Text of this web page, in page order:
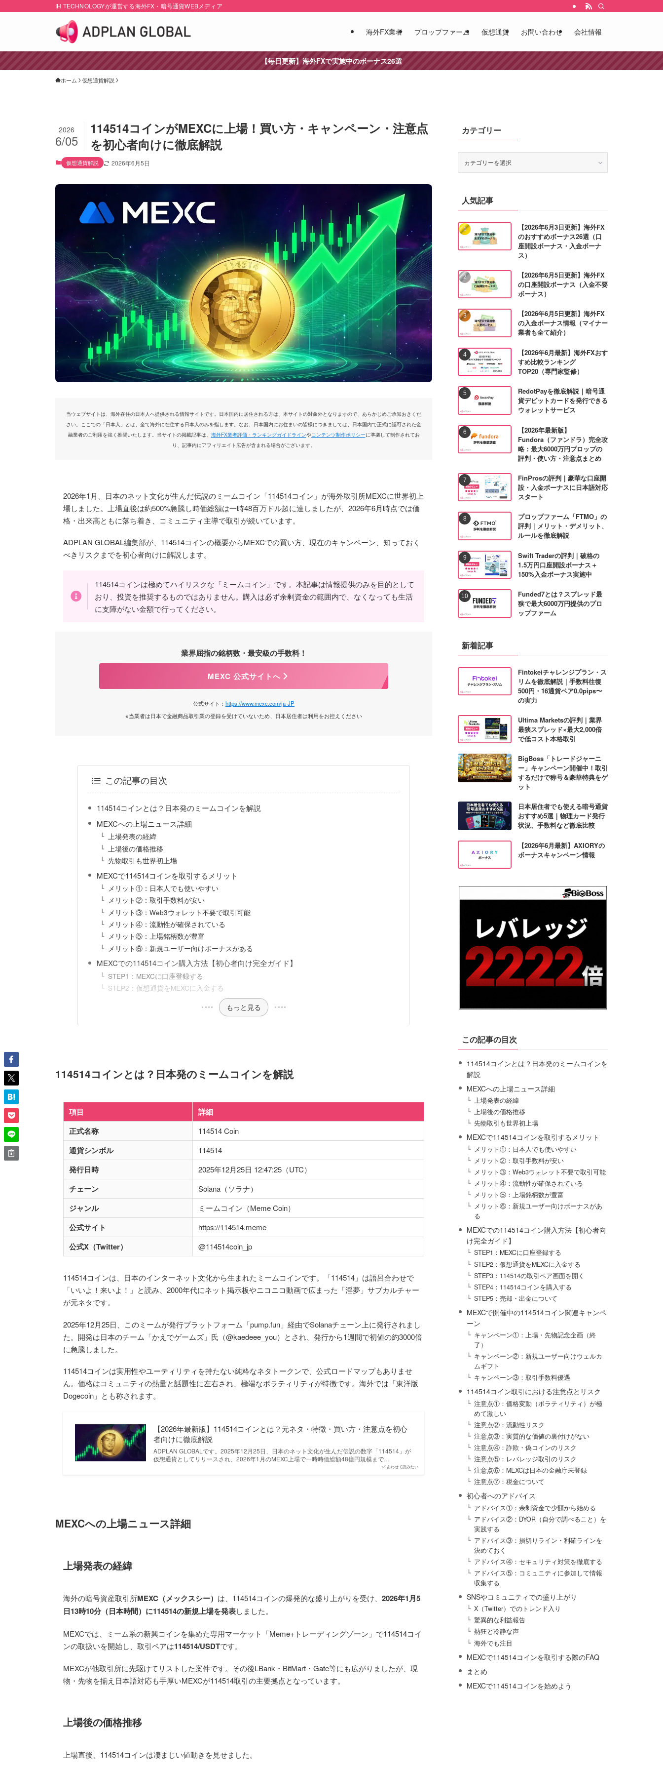
IH TECHNOLOGYが運営する海外FX・暗号通貨WEBメディア
海外FX業者 プロップファーム 仮想通貨 お問い合わせ 会社情報
【毎日更新】海外FXで実施中のボーナス26選
ホーム 仮想通貨解説
114514コインがMEXCに上場！買い方・キャンペーン・注意点
を初心者向けに徹底解説
2026
6/05
仮想通貨解説 2026年6月5日
当ウェブサイトは、海外在住の日本人へ提供される情報サイトです。日本国内に居住される方は、本サイトの対象外となりますので、あらかじめご承知おきくだ
さい。ここでの「日本人」とは、全て海外に在住する日本人のみを指します。なお、日本国内にお住まいの皆様につきましては、日本国内で正式に認可された金
融業者のご利用を強く推奨いたします。当サイトの掲載記事は、 海外FX業者評価・ランキングガイドラインやコンテンツ制作ポリシーに準拠して制作されてお
り、記事内にアフィリエイト広告が含まれる場合がございます。
2026年1月、日本のネット文化が生んだ伝説のミームコイン「114514コイン」が海外取引所MEXCに世界初上
場しました。上場直後は約500%急騰し時価総額は一時48百万ドル超に達しましたが、2026年6月時点では価
格・出来高ともに落ち着き、コミュニティ主導で取引が続いています。
ADPLAN GLOBAL編集部が、114514コインの概要からMEXCでの買い方、現在のキャンペーン、知っておく
べきリスクまでを初心者向けに解説します。
114514コインは極めてハイリスクな「ミームコイン」です。本記事は情報提供のみを目的として
おり、投資を推奨するものではありません。購入は必ず余剰資金の範囲内で、なくなっても生活
に支障がない金額で行ってください。
業界屈指の銘柄数・最安級の手数料！
MEXC 公式サイトへ
公式サイト： https://www.mexc.com/ja-JP
※当業者は日本で金融商品取引業の登録を受けていないため、日本居住者は利用をお控えください
この記事の目次
114514コインとは？日本発のミームコインを解説
MEXCへの上場ニュース詳細
上場発表の経緯
上場後の価格推移
先物取引も世界初上場
MEXCで114514コインを取引するメリット
メリット①：日本人でも使いやすい
メリット②：取引手数料が安い
メリット③：Web3ウォレット不要で取引可能
メリット④：流動性が確保されている
メリット⑤：上場銘柄数が豊富
メリット⑥：新規ユーザー向けボーナスがある
MEXCでの114514コイン購入方法【初心者向け完全ガイド】
STEP1：MEXCに口座登録する
STEP2：仮想通貨をMEXCに入金する
もっと見る
114514コインとは？日本発のミームコインを解説
項目
詳細
正式名称
114514 Coin
通貨シンボル 114514
発行日時 2025年12月25日 12:47:25（UTC）
チェーン Solana（ソラナ）
ジャンル ミームコイン（Meme Coin）
公式サイト https://114514.meme
公式X（Twitter） @114514coin_jp
114514コインは、日本のインターネット文化から生まれたミームコインです。「114514」は語呂合わせで
「いいよ！来いよ！」と読み、2000年代にネット掲示板やニコニコ動画で広まった「淫夢」サブカルチャー
が元ネタです。
2025年12月25日、このミームが発行プラットフォーム「pump.fun」経由でSolanaチェーン上に発行されまし
た。開発は日本のチーム「かえでゲームズ」氏（@kaedeee_you）とされ、発行から1週間で初値の約3000倍
に急騰しました。
114514コインは実用性やユーティリティを持たない純粋なネタトークンで、公式ロードマップもありませ
ん。価格はコミュニティの熱量と話題性に左右され、極端なボラティリティが特徴です。海外では「東洋版
Dogecoin」とも称されます。
あわせて読みたい
【2026年最新版】114514コインとは？元ネタ・特徴・買い方・注意点を初心
者向けに徹底解説
ADPLAN GLOBALです。2025年12月25日、日本のネット文化が生んだ伝説の数字「114514」が
仮想通貨としてリリースされ、2026年1月のMEXC上場で一時時価総額48億円規模まで…
MEXCへの上場ニュース詳細
上場発表の経緯
海外の暗号資産取引所MEXC（メックスシー） は、114514コインの爆発的な盛り上がりを受け、 2026年1月5
日13時10分（日本時間）に114514の新規上場を発表しました。
MEXCでは、ミーム系の新興コインを集めた専用マーケット「Meme+トレーディングゾーン」で114514コイ
ンの取扱いを開始し、取引ペアは114514/USDTです。
MEXCが他取引所に先駆けてリストした案件です。その後LBank・BitMart・Gate等にも広がりましたが、現
物・先物を揃え日本語対応も手厚いMEXCが114514取引の主要拠点となっています。
上場後の価格推移
上場直後、114514コインは凄まじい値動きを見せました。
カテゴリー
ゴ
人気記事
【2026年6月3日更新】海外FX
のおすすめボーナス26選（口
座開設ボーナス・入金ボーナ
ス）
【2026年6月5日更新】海外FX
の口座開設ボーナス（入金不要
ボーナス）
【2026年6月5日更新】海外FX
の入金ボーナス情報（マイナー
業者も全て紹介）
【2026年6月最新】海外FXおす
すめ比較ランキング
TOP20（専門家監修）
RedotPayを徹底解説｜暗号通
貨デビットカードを発行できる
ウォレットサービス
【2026年最新版】
Fundora（ファンドラ）完全攻
略：最大6000万円プロップの
評判・使い方・注意点まとめ
FinProsの評判｜豪華な口座開
設・入金ボーナスに日本語対応
スタート
プロップファーム「FTMO」の
評判｜メリット・デメリット、
ルールを徹底解説
Swift Traderの評判｜破格の
1.5万円口座開設ボーナス＋
150%入金ボーナス実施中
Funded7とは？スプレッド最
狭で最大6000万円提供のプロ
ップファーム
新着記事
Fintokeiチャレンジプラン・ス
リムを徹底解説｜手数料往復
500円・16通貨ペア0.0pips〜
の実力
Ultima Marketsの評判｜業界
最狭スプレッド×最大2,000倍
で低コスト本格取引
BigBoss「トレードジャーニ
ー」キャンペーン開催中！取引
するだけで称号＆豪華特典をゲ
ット
日本居住者でも使える暗号通貨
おすすめ5選｜物理カード発行
状況、手数料など徹底比較
【2026年6月最新】AXIORYの
ボーナスキャンペーン情報
この記事の目次
114514コインとは？日本発のミームコインを
解説
MEXCへの上場ニュース詳細
上場発表の経緯
上場後の価格推移
先物取引も世界初上場
MEXCで114514コインを取引するメリット
メリット①：日本人でも使いやすい
メリット②：取引手数料が安い
メリット③：Web3ウォレット不要で取引可能
メリット④：流動性が確保されている
メリット⑤：上場銘柄数が豊富
メリット⑥：新規ユーザー向けボーナスがあ
る
MEXCでの114514コイン購入方法【初心者向
け完全ガイド】
STEP1：MEXCに口座登録する
STEP2：仮想通貨をMEXCに入金する
STEP3：114514の取引ペア画面を開く
STEP4：114514コインを購入する
STEP5：売却・出金について
MEXCで開催中の114514コイン関連キャンペ
ーン
キャンペーン①：上場・先物記念企画（終
了）
キャンペーン②：新規ユーザー向けウェルカ
ムギフト
キャンペーン③：取引手数料優遇
114514コイン取引における注意点とリスク
注意点①：価格変動（ボラティリティ）が極
めて激しい
注意点②：流動性リスク
注意点③：実質的な価値の裏付けがない
注意点④：詐欺・偽コインのリスク
注意点⑤：レバレッジ取引のリスク
注意点⑥：MEXCは日本の金融庁未登録
注意点⑦：税金について
初心者へのアドバイス
アドバイス①：余剰資金で少額から始める
アドバイス②：DYOR（自分で調べること）を
実践する
アドバイス③：損切りライン・利確ラインを
決めておく
アドバイス④：セキュリティ対策を徹底する
アドバイス⑤：コミュニティに参加して情報
収集する
SNSやコミュニティでの盛り上がり
X（Twitter）でのトレンド入り
驚異的な利益報告
熱狂と冷静な声
海外でも注目
MEXCで114514コインを取引する際のFAQ
まとめ
MEXCで114514コインを始めよう